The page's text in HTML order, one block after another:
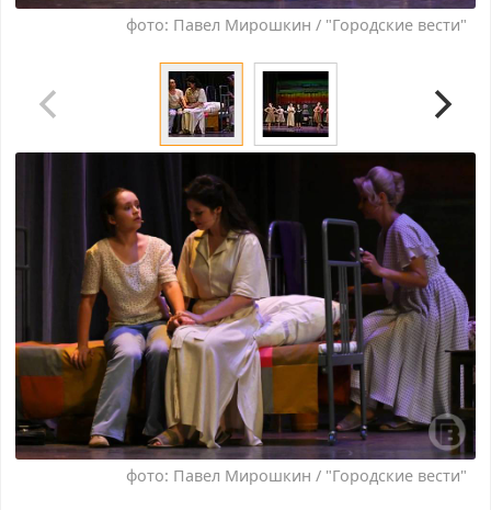
фото: Павел Мирошкин / "Городские вести"
фото: Павел Мирошкин / "Городские вести"